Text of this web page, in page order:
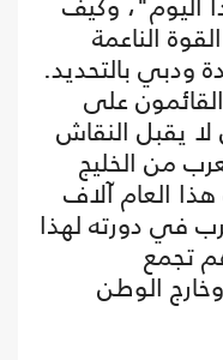
الناعمة
ودبي بالتحديد.
على
يقبل النقاش
من الخليج
العام آلاف
في دورته لهذا
تجمع
الوطن